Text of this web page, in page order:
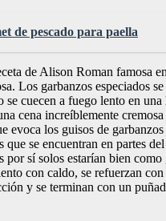
de pescado para paella
de Alison Roman famosa
Los garbanzos especiados
se cuecen a fuego lento en una
cena increíblemente
evoca los guisos de
se encuentran en partes
por sí solos estarían bien
con caldo, se refuerzan
y se terminan con un